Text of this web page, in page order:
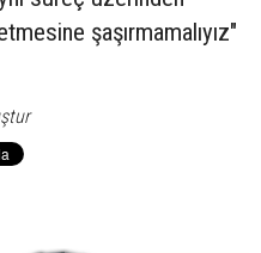
şaşırmamalıyız"